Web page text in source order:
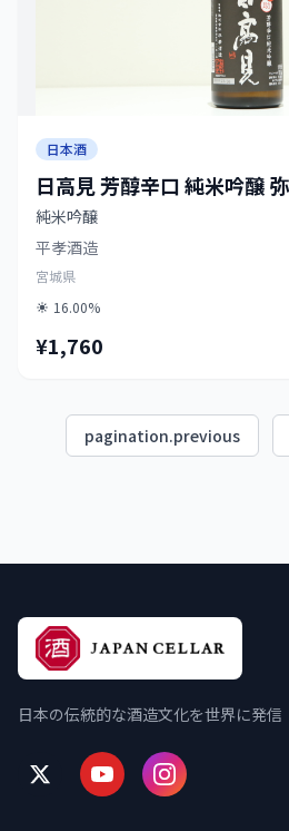
日本酒
日高見 芳醇辛口 純米吟醸
純米吟醸
平孝酒造
宮城県
16.00%
¥1,760
pagination.previous
日本の伝統的な酒造文化を世界に発信